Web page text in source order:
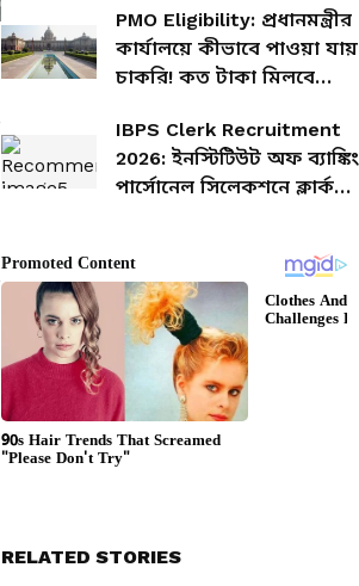
PMO Eligibility: প্রধানমন্ত্রীর
কার্যালয়ে কীভাবে পাওয়া যায়
চাকরি! কত টাকা মিলবে
IBPS Clerk Recruitment
2026: ইনস্টিটিউট অফ ব্যাঙ্কিং
পার্সোনেল সিলেকশনে ক্লার্ক
RELATED STORIES